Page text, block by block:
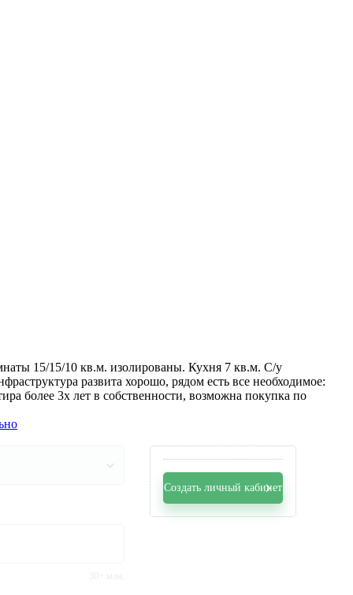
15/15/10 кв.м. изолированы. Кухня 7 кв.м. С/у
развита хорошо, рядом есть все необходимое:
более 3х лет в собственности, возможна покупка по
Создать личный кабинет